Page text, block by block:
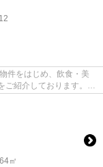
件をはじめ、飲食・美
紹介しております。
㎡